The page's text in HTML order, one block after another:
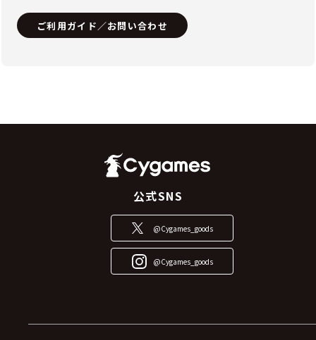
ご利用ガイド／お問い合わせ
公式SNS
@Cygames_goods
@Cygames_goods